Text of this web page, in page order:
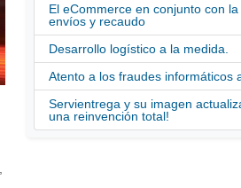
El eCommerce en conjunto con
envíos y recaudo
Desarrollo logístico a la medida.
Atento a los fraudes informáticos
Servientrega y su imagen
una reinvención total!